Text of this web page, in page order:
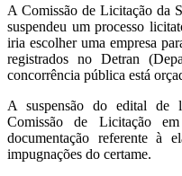
A Comissão de Licitação da
suspendeu um processo
iria escolher uma empresa
registrados no Detran
concorrência pública está
A suspensão do edital de
Comissão de Licitação
documentação referente à
impugnações do certame.